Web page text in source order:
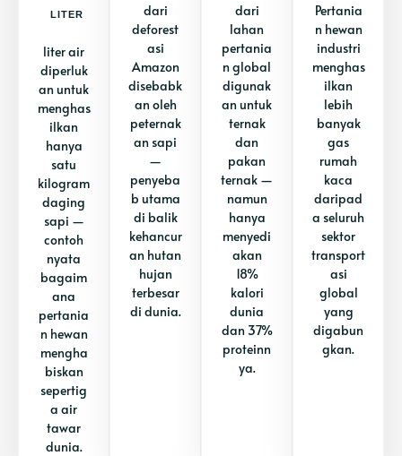
LITER
liter air
diperluk
an untuk
menghas
ilkan
hanya
satu
kilogram
daging
sapi —
contoh
nyata
bagaim
ana
pertania
n hewan
mengha
biskan
sepertig
a air
tawar
dunia.
dari
deforest
asi
Amazon
disebabk
an oleh
peternak
an sapi
—
penyeba
b utama
di balik
kehancur
an hutan
hujan
terbesar
di dunia.
dari
lahan
pertania
n global
digunak
an untuk
ternak
dan
pakan
ternak —
namun
hanya
menyedi
akan
18%
kalori
dunia
dan 37%
proteinn
ya.
Pertania
n hewan
industri
menghas
ilkan
lebih
banyak
gas
rumah
kaca
daripad
a seluruh
sektor
transport
asi
global
yang
digabun
gkan.